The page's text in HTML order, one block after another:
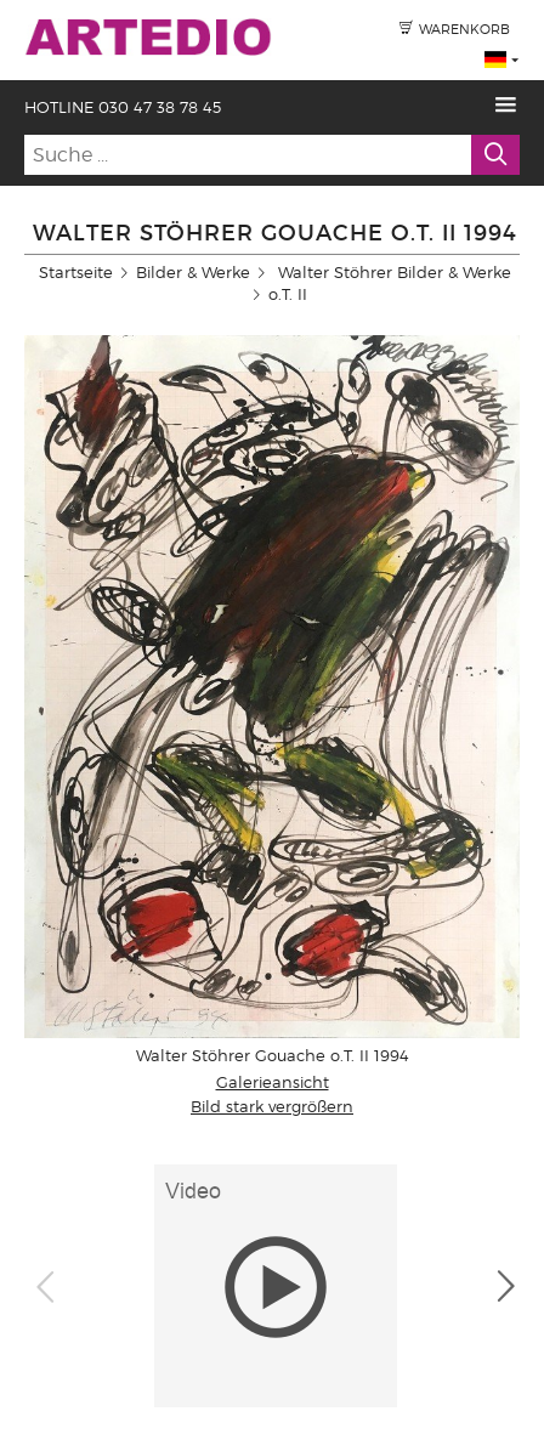
WARENKORB
HOTLINE 030 47 38 78 45
WALTER STÖHRER GOUACHE O.T. II 1994
Startseite Bilder & Werke
Walter Stöhrer Bilder & Werke
o.T. II
Walter Stöhrer Gouache o.T. II 1994
Galerieansicht
Bild stark vergrößern